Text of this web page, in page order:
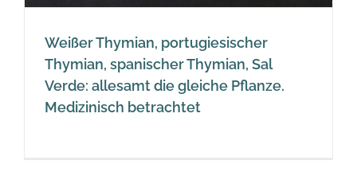
Weißer Thymian, portugiesischer
Thymian, spanischer Thymian, Sal
Verde: allesamt die gleiche Pflanze.
Medizinisch betrachtet